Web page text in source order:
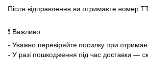
Після відправлення ви отримаєте номер
❗ Важливо
- Уважно перевіряйте посилку при
- У разі пошкодження під час доставки —